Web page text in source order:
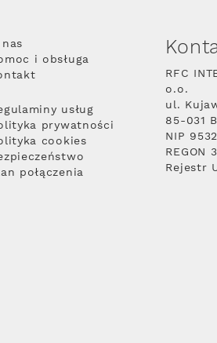
i obsługa
usług
prywatności
cookies
połączenia
RFC
o.o.
ul.
85-031
NIP
REGON
Rejestr